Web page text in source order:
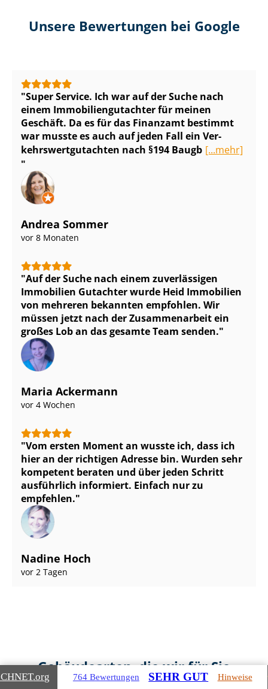
Unsere Bewertungen bei Google
Super Service. Ich war auf der Suche nach
einem Im­mo­bi­li­en­gut­ach­ter für meinen
Geschäft. Da es für das Finanzamt bestimmt
war musste es auch auf jeden Fall ein Ver­
kehrs­wert­gut­ach­ten nach §194 Baugb [...mehr]
Andrea Sommer
vor 8 Monaten
Auf der Suche nach einem zuverlässigen
Immobilien Gutachter wurde Heid Immobilien
von mehreren bekannten empfohlen. Wir
müssen jetzt nach der Zusammenarbeit ein
großes Lob an das gesamte Team senden.
Maria Ackermann
vor 4 Wochen
Vom ersten Moment an wusste ich, dass ich
hier an der richtigen Adresse bin. Wurden sehr
kompetent beraten und über jeden Schritt
ausführlich informiert. Einfach nur zu
empfehlen.
Nadine Hoch
vor 2 Tagen
Gebäudearten, die wir für Sie
bewerten
.org 764 Bewertungen SEHR GUT Hinweise